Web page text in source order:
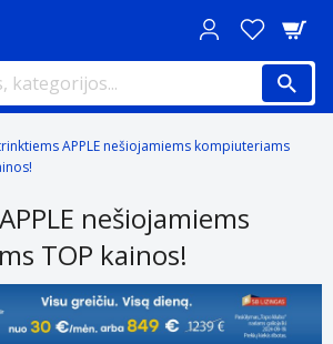
APPLE nešiojamiems kompiuteriams
nešiojamiems
TOP kainos!